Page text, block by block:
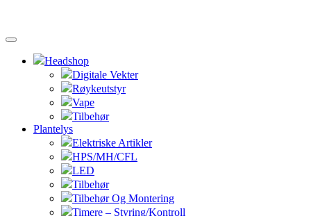
Headshop
Digitale Vekter
Røykeutstyr
Vape
Tilbehør
Plantelys
Elektriske Artikler
HPS/MH/CFL
LED
Tilbehør
Tilbehør Og Montering
Timere – Styring/Kontroll